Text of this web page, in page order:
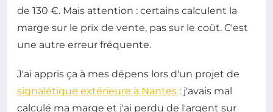
de 130 €. Mais attention : certains calculent la
marge sur le prix de vente, pas sur le coût. C'est
une autre erreur fréquente.
J'ai appris ça à mes dépens lors d'un projet de
signalétique extérieure à Nantes : j'avais mal
calculé ma marge et j'ai perdu de l'argent sur